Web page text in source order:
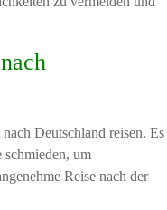
Deutschland reisen. Es
um
Reise nach der